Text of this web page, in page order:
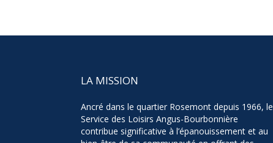
LA MISSION
Ancré dans le quartier Rosemont depuis 1966, le
Service des Loisirs Angus-Bourbonnière
contribue significative à l’épanouissement et au